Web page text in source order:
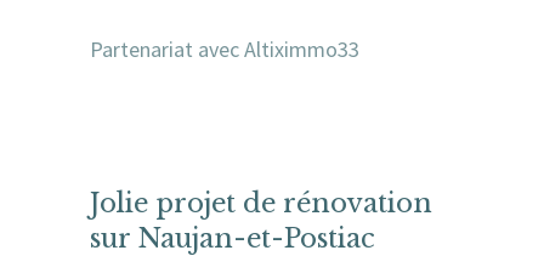
Partenariat avec Altiximmo33
Jolie projet de rénovation
sur Naujan-et-Postiac